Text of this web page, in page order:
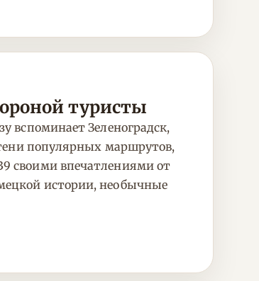
туристы
вспоминает Зеленоградск,
популярных маршрутов,
своими впечатлениями от
истории, необычные